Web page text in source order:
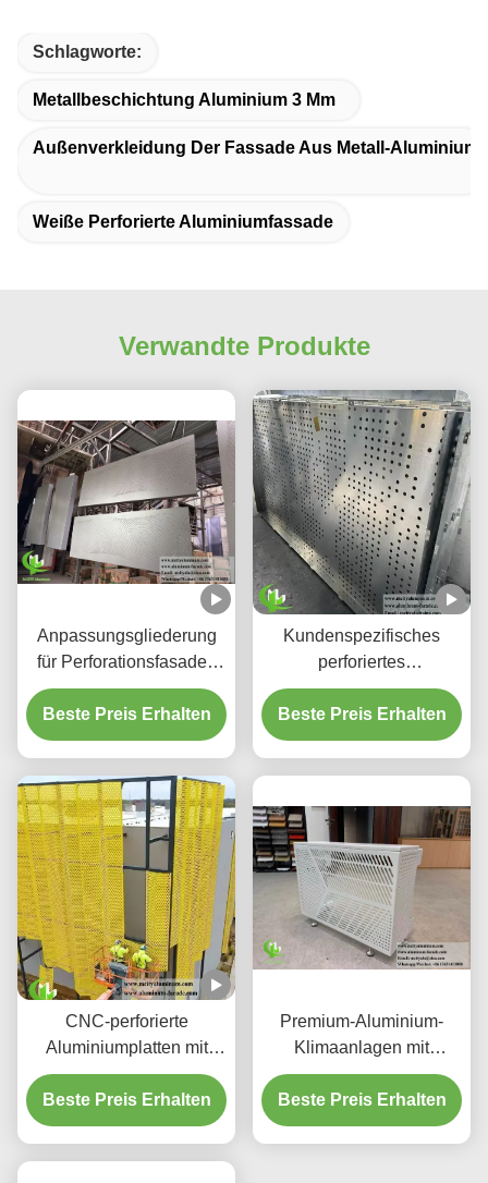
Schlagworte:
Metallbeschichtung Aluminium 3 Mm
Außenverkleidung Der Fassade Aus Metall-Aluminium
Weiße Perforierte Aluminiumfassade
Verwandte Produkte
Anpassungsgliederung
für Perforationsfasaden
aus Aluminium und
Bildschirmplatten
Beste Preis Erhalten
Kundenspezifisches
perforiertes
hinterleuchtetes
Aluminium-
Deckensystem mit
Laser-geschnittenen
Mustern
Beste Preis Erhalten
CNC-perforierte
Aluminiumplatten mit
3003 H14/H24-Legierung
und PVDF-Beschichtung
für Fassaden
Beste Preis Erhalten
Premium-Aluminium-
Klimaanlagen mit
dekorativen
Schutzschirmen
Beste Preis Erhalten